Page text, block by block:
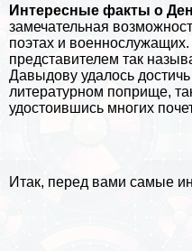
Интересные факты о
замечательная
поэтах и
представителем так
Давыдову удалось
литературном поприще,
удостоившись многих
Итак, перед вами самые